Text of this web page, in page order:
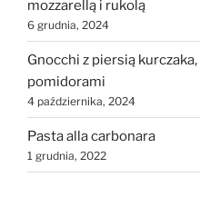
mozzarellą i rukolą
6 grudnia, 2024
Gnocchi z piersią
pomidorami
4 października, 2024
Pasta alla carbonara
1 grudnia, 2022